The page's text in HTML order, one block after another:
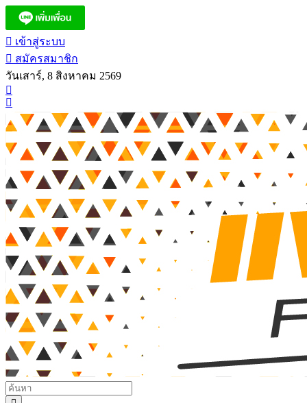
เข้าสู่ระบบ
สมัครสมาชิก
วันเสาร์, 8 สิงหาคม 2569